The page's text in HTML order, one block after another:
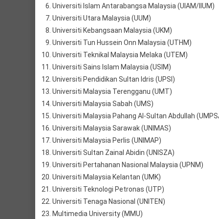
Universiti Islam Antarabangsa Malaysia (UIAM/IIUM)
Universiti Utara Malaysia (UUM)
Universiti Kebangsaan Malaysia (UKM)
Universiti Tun Hussein Onn Malaysia (UTHM)
Universiti Teknikal Malaysia Melaka (UTEM)
Universiti Sains Islam Malaysia (USIM)
Universiti Pendidikan Sultan Idris (UPSI)
Universiti Malaysia Terengganu (UMT)
Universiti Malaysia Sabah (UMS)
Universiti Malaysia Pahang Al-Sultan Abdullah
Universiti Malaysia Sarawak (UNIMAS)
Universiti Malaysia Perlis (UNIMAP)
Universiti Sultan Zainal Abidin (UNISZA)
Universiti Pertahanan Nasional Malaysia (UPNM)
Universiti Malaysia Kelantan (UMK)
Universiti Teknologi Petronas (UTP)
Universiti Tenaga Nasional (UNITEN)
Multimedia University (MMU)